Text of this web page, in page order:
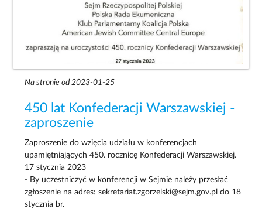
Na stronie od 2023-01-25
450 lat Konfederacji Warszawskiej -
zaproszenie
Zaproszenie do wzięcia udziału w konferencjach
upamiętniających 450. rocznicę Konfederacji Warszawskiej.
17 stycznia 2023
- By uczestniczyć w konferencji w Sejmie należy przesłać
zgłoszenie na adres: sekretariat.zgorzelski@sejm.gov.pl do 18
stycznia br.